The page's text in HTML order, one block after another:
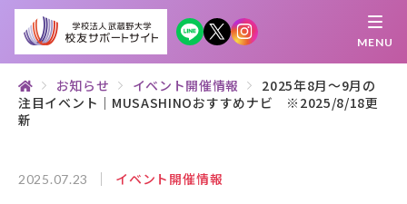
MENU
集 う 学 ぶ 知 る 探 す 繋がる
校友サポートサイトとは
お知らせ イベント開催情報
2025年8月～9月の
注目イベント｜MUSASHINOおすすめナビ ※2025/8/18更
新
2025.07.23 イベント開催情報